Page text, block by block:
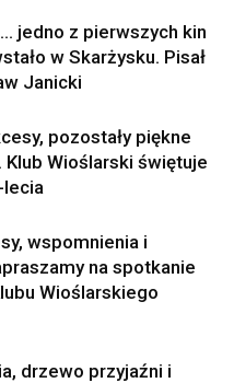
jedno z pierwszych kin
w Skarżysku. Pisał
Janicki
pozostały piękne
Wioślarski świętuje
wspomnienia i
na spotkanie
Wioślarskiego
drzewo przyjaźni i